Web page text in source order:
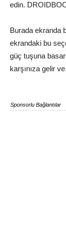
edin.
Burada ekranda
ekrandaki bu
güç tuşuna
karşınıza gelir
Sponsorlu Bağlantılar